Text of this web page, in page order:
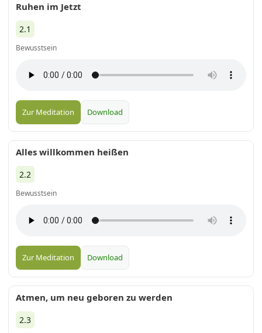
Ruhen im Jetzt
2.1
Bewusstsein
Zur Meditation Download
Alles willkommen heißen
2.2
Bewusstsein
Zur Meditation Download
Atmen, um neu geboren zu werden
2.3